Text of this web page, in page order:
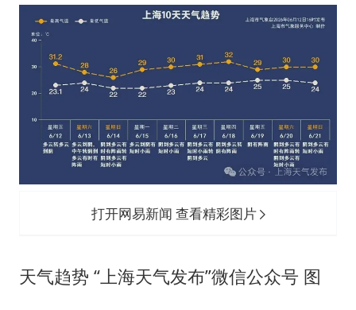
打开网易新闻 查看精彩图片
天气趋势 “上海天气发布”微信公众号 图